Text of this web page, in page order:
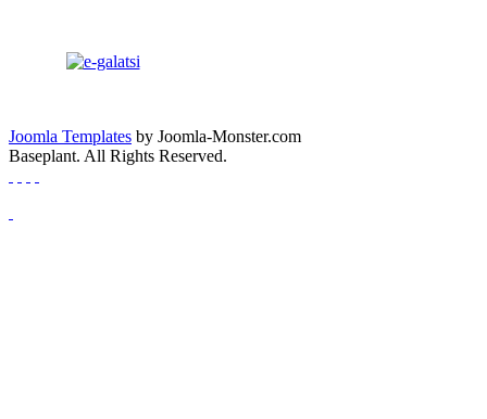
Joomla Templates by Joomla-Monster.com
Baseplant. All Rights Reserved.